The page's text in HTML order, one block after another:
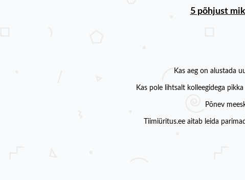
5 põhjust
Kas aeg on alustada
Kas pole lihtsalt kolleegidega
Põnev
Tiimiüritus.ee aitab leida